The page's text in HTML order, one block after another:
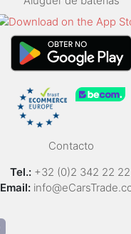
Contacto
Tel.: +32 (0)2 342 22 22
Email: